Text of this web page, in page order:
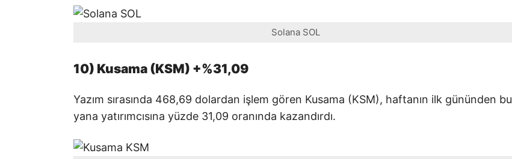
Solana SOL
10) Kusama (KSM) +%31,09
Yazım sırasında 468,69 dolardan işlem gören Kusama (KSM), haftanın ilk gününden bu
yana yatırımcısına yüzde 31,09 oranında kazandırdı.